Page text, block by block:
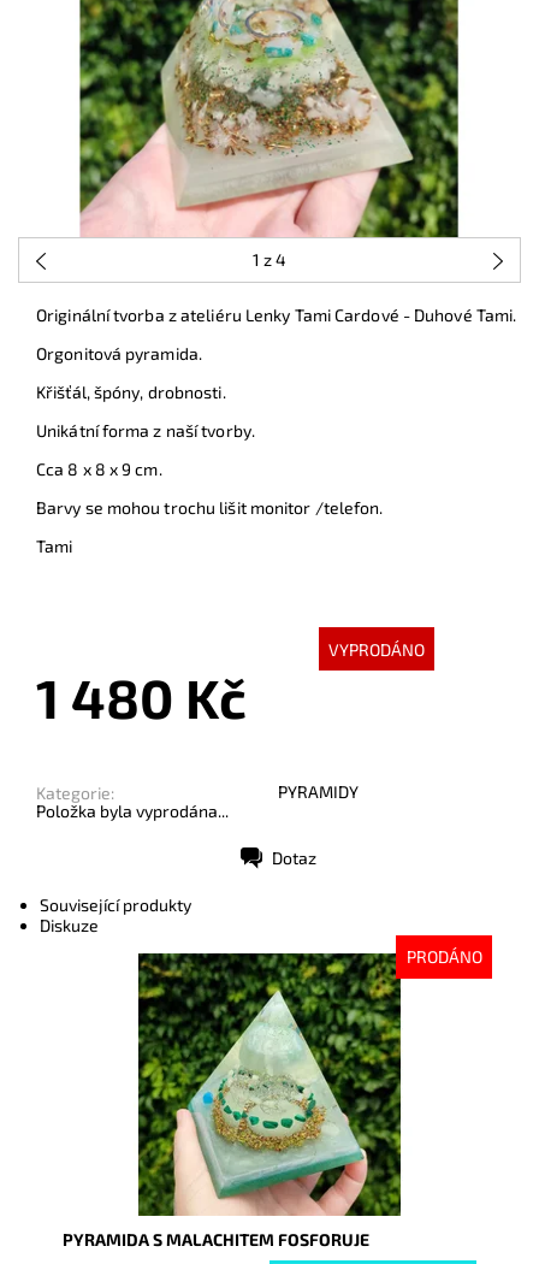
1 z 4
Originální tvorba z ateliéru Lenky Tami Cardové - Duhové Tami.
Orgonitová pyramida.
Křišťál, špóny, drobnosti.
Unikátní forma z naší tvorby.
Cca 8 x 8 x 9 cm.
Barvy se mohou trochu lišit monitor /telefon.
Tami
VYPRODÁNO
1 480 Kč
Kategorie:
PYRAMIDY
Položka byla vyprodána...
Dotaz
Související produkty
Diskuze
PRODÁNO
Dostupnost:
Vyprodáno
8755
PYRAMIDA S MALACHITEM FOSFORUJE